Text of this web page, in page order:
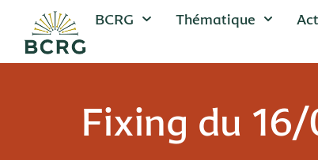
BCRG Thématique
Fixing du